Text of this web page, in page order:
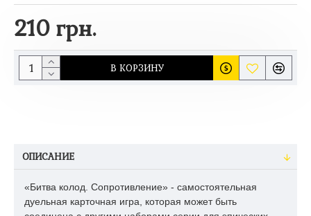
210 грн.
В КОРЗИНУ
ОПИСАНИЕ
«Битва колод. Сопротивление» - самостоятельная
дуельная карточная игра, которая может быть